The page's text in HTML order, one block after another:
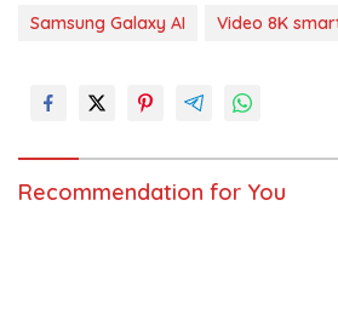
Samsung Galaxy AI
Video 8K
Recommendation for You